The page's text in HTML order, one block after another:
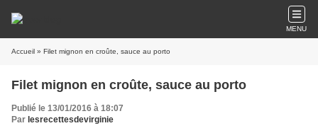
MENU
Accueil » Filet mignon en croûte, sauce au porto
Filet mignon en croûte, sauce au porto
Publié le 13/01/2016 à 18:07
Par lesrecettesdevirginie